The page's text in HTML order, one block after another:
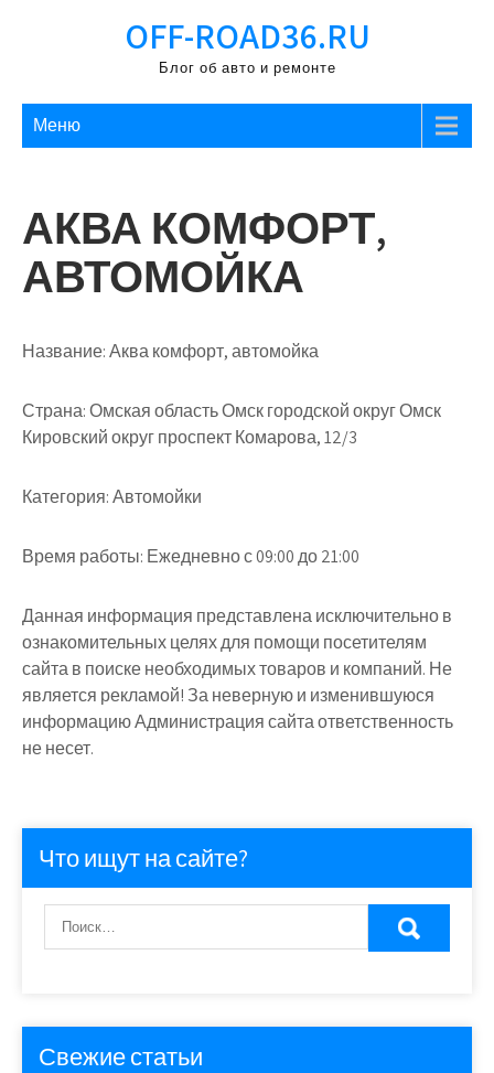
OFF-ROAD36.RU
Блог об авто и ремонте
Меню
АКВА КОМФОРТ,
АВТОМОЙКА
Название:Аква комфорт, автомойка
Страна:Омская область Омск городской округ Омск
Кировский округ проспект Комарова, 12/3
Категория:Автомойки
Время работы: Ежедневно с 09:00 до 21:00
Данная информация представлена исключительно в
ознакомительных целях для помощи посетителям
сайта в поиске необходимых товаров и компаний. Не
является рекламой! За неверную и изменившуюся
информацию Администрация сайта ответственность
не несет.
Что ищут на сайте?
Свежие статьи